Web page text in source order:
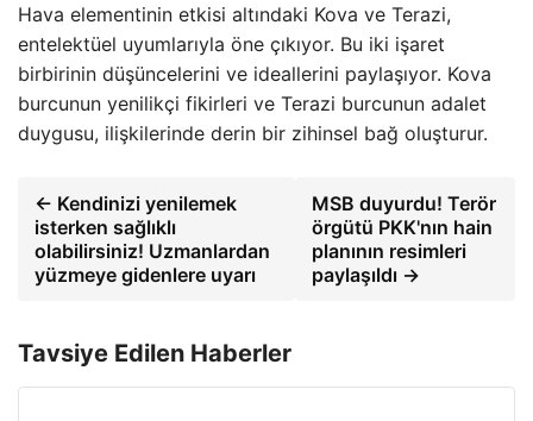
Hava elementinin etkisi altındaki Kova ve Terazi,
entelektüel uyumlarıyla öne çıkıyor. Bu iki işaret
birbirinin düşüncelerini ve ideallerini paylaşıyor. Kova
burcunun yenilikçi fikirleri ve Terazi burcunun adalet
duygusu, ilişkilerinde derin bir zihinsel bağ oluşturur.
← Kendinizi yenilemek
isterken sağlıklı
olabilirsiniz! Uzmanlardan
yüzmeye gidenlere uyarı
MSB duyurdu! Terör
örgütü PKK'nın hain
planının resimleri
paylaşıldı →
Tavsiye Edilen Haberler